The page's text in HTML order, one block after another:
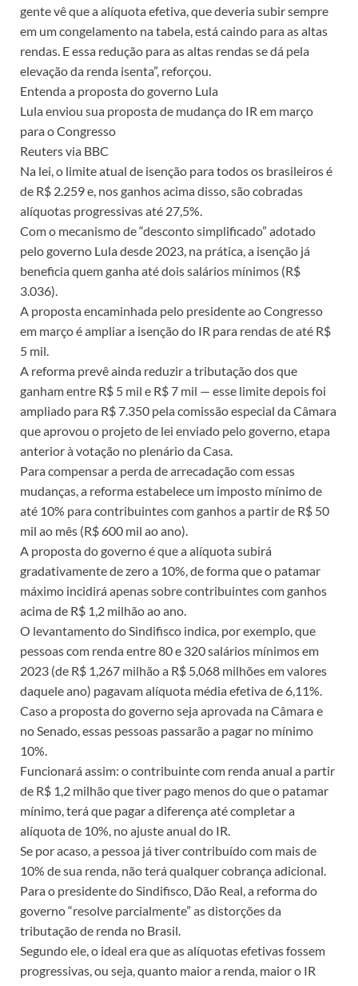
gente vê que a alíquota efetiva, que deveria subir sempre
em um congelamento na tabela, está caindo para as altas
rendas. E essa redução para as altas rendas se dá pela
elevação da renda isenta”, reforçou.
Entenda a proposta do governo Lula
Lula enviou sua proposta de mudança do IR em março
para o Congresso
Reuters via BBC
Na lei, o limite atual de isenção para todos os brasileiros é
de R$ 2.259 e, nos ganhos acima disso, são cobradas
alíquotas progressivas até 27,5%.
Com o mecanismo de “desconto simplificado” adotado
pelo governo Lula desde 2023, na prática, a isenção já
beneficia quem ganha até dois salários mínimos (R$
3.036).
A proposta encaminhada pelo presidente ao Congresso
em março é ampliar a isenção do IR para rendas de até R$
5 mil.
A reforma prevê ainda reduzir a tributação dos que
ganham entre R$ 5 mil e R$ 7 mil — esse limite depois foi
ampliado para R$ 7.350 pela comissão especial da Câmara
que aprovou o projeto de lei enviado pelo governo, etapa
anterior à votação no plenário da Casa.
Para compensar a perda de arrecadação com essas
mudanças, a reforma estabelece um imposto mínimo de
até 10% para contribuintes com ganhos a partir de R$ 50
mil ao mês (R$ 600 mil ao ano).
A proposta do governo é que a alíquota subirá
gradativamente de zero a 10%, de forma que o patamar
máximo incidirá apenas sobre contribuintes com ganhos
acima de R$ 1,2 milhão ao ano.
O levantamento do Sindifisco indica, por exemplo, que
pessoas com renda entre 80 e 320 salários mínimos em
2023 (de R$ 1,267 milhão a R$ 5,068 milhões em valores
daquele ano) pagavam alíquota média efetiva de 6,11%.
Caso a proposta do governo seja aprovada na Câmara e
no Senado, essas pessoas passarão a pagar no mínimo
10%.
Funcionará assim: o contribuinte com renda anual a partir
de R$ 1,2 milhão que tiver pago menos do que o patamar
mínimo, terá que pagar a diferença até completar a
alíquota de 10%, no ajuste anual do IR.
Se por acaso, a pessoa já tiver contribuído com mais de
10% de sua renda, não terá qualquer cobrança adicional.
Para o presidente do Sindifisco, Dão Real, a reforma do
governo “resolve parcialmente” as distorções da
tributação de renda no Brasil.
Segundo ele, o ideal era que as alíquotas efetivas fossem
progressivas, ou seja, quanto maior a renda, maior o IR